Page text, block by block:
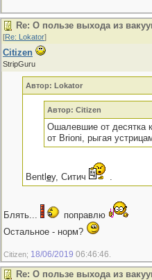
Re: О пользе выхода из
[Re: Lokator]
Citizen
StripGuru
Автор: Lokator
Автор: Citizen
Ошалевшие от десятка
от Brioni, рыгая
Bentl ey, Ситич .
Блять...
поправлю
Остальное - норм?
Citizen; 18/06/2019 06:46:46
Re: О пользе выхода из